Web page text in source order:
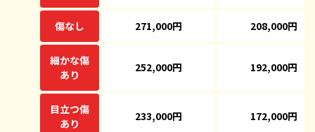
傷なし 271,000円 208,000円
細かな傷
あり
252,000円 192,000円
目立つ傷
あり
233,000円 172,000円